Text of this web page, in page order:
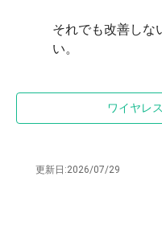
それでも改善しな
い。
ワイヤレ
更新日:2026/07/29